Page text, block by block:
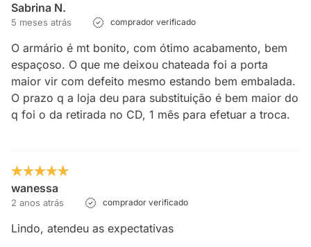
Sabrina N.
5 meses atrás comprador verificado
O armário é mt bonito, com ótimo acabamento, bem
espaçoso. O que me deixou chateada foi a porta
maior vir com defeito mesmo estando bem embalada.
O prazo q a loja deu para substituição é bem maior do
q foi o da retirada no CD, 1 mês para efetuar a troca.
wanessa
2 anos atrás comprador verificado
Lindo, atendeu as expectativas